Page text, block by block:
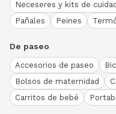
Neceseres y kits de
Pañales
Peines
De paseo
Accesorios de paseo
Bolsos de maternidad
Carritos de bebé